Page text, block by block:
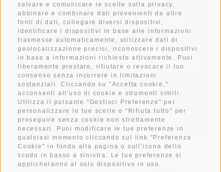
salvare e comunicare le scelte sulla privacy,
abbinare e combinare dati provenienti da altre
fonti di dati, collegare diversi dispositivi,
identificare i dispositivi in base alle informazioni
trasmesse automaticamente, utilizzare dati di
geolocalizzazione precisi, riconoscere i dispositivi
in base a informazioni richieste attivamente. Puoi
liberamente prestare, rifiutare o revocare il tuo
consenso senza incorrere in limitazioni
sostanziali. Cliccando su "Accetta cookie,"
acconsenti all'uso di cookie e strumenti simili.
Utilizza il pulsante "Gestisci Preferenze" per
personalizzare le tue scelte o "Rifiuta tutto" per
proseguire senza cookie non strettamente
necessari. Puoi modificare le tue preferenze in
qualsiasi momento cliccando sul link "Preferenze
Cookie" in fondo alla pagina o sull'icona dello
scudo in basso a sinistra. Le tue preferenze si
applicheranno al solo dispositivo in uso.
Iscriviti alla newsletter
ISCRIVITI
Letto e compreso laprivacy policy , autorizzo il Titolare al
trattamento dei dati personali